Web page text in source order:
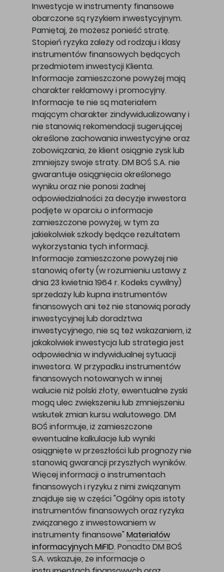
Inwestycje w instrumenty finansowe
obarczone są ryzykiem inwestycyjnym.
Pamiętaj, że możesz ponieść stratę.
Stopień ryzyka zależy od rodzaju i klasy
instrumentów finansowych będących
przedmiotem inwestycji Klienta.
Informacje zamieszczone powyżej mają
charakter reklamowy i promocyjny.
Informacje te nie są materiałem
mającym charakter zindywidualizowany i
nie stanowią rekomendacji sugerującej
określone zachowania inwestycyjne oraz
zobowiązania, że klient osiągnie zysk lub
zmniejszy swoje straty. DM BOŚ S.A. nie
gwarantuje osiągnięcia określonego
wyniku oraz nie ponosi żadnej
odpowiedzialności za decyzje inwestora
podjęte w oparciu o informacje
zamieszczone powyżej, w tym za
jakiekolwiek szkody będące rezultatem
wykorzystania tych informacji.
Informacje zamieszczone powyżej nie
stanowią oferty (w rozumieniu ustawy z
dnia 23 kwietnia 1964 r. Kodeks cywilny)
sprzedaży lub kupna instrumentów
finansowych ani też nie stanowią porady
inwestycyjnej lub doradztwa
inwestycyjnego, nie są też wskazaniem, iż
jakakolwiek inwestycja lub strategia jest
odpowiednia w indywidualnej sytuacji
inwestora. W przypadku instrumentów
finansowych notowanych w innej
walucie niż polski złoty, ewentualne zyski
mogą ulec zwiększeniu lub zmniejszeniu
wskutek zmian kursu walutowego. DM
BOŚ informuje, iż zamieszczone
ewentualne kalkulacje lub wyniki
osiągnięte w przeszłości lub prognozy nie
stanowią gwarancji przyszłych wyników.
Więcej informacji o instrumentach
finansowych i ryzyku z nimi związanym
znajduje się w części "Ogólny opis istoty
instrumentów finansowych oraz ryzyka
związanego z inwestowaniem w
instrumenty finansowe" Materiałów
informacyjnych MiFID. Ponadto DM BOŚ
S.A. wskazuje, że informacje o